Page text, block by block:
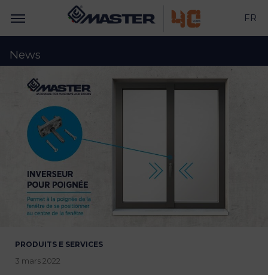
FR
News
PRODUITS E SERVICES
3 mars 2022